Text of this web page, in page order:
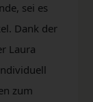
sei es
Dank der
Laura
zum